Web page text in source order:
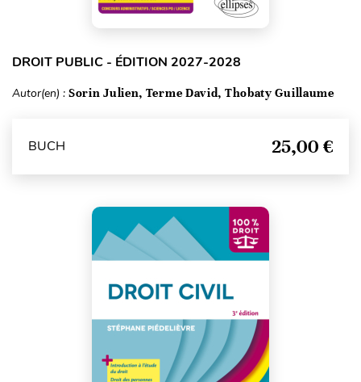
DROIT PUBLIC - ÉDITION 2027-2028
Autor(en) : Sorin Julien, Terme David, Thobaty Guillaume
BUCH 25,00 €